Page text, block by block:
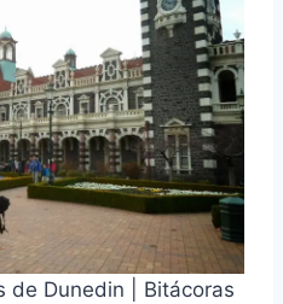
de Dunedin | Bitácoras